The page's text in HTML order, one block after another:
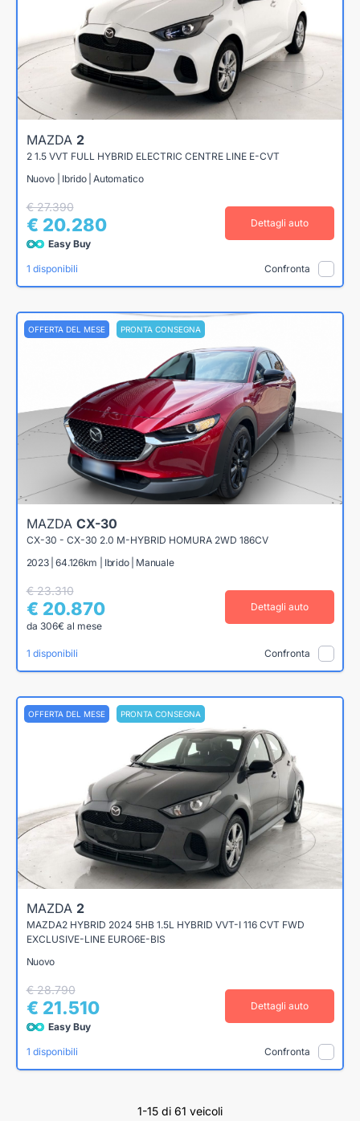
MAZDA 2
2 1.5 VVT FULL HYBRID ELECTRIC CENTRE LINE E-CVT
Nuovo | Ibrido | Automatico
€ 27.390
€ 20.280
Easy Buy
Dettagli auto
1 disponibili Confronta
OFFERTA DEL MESE PRONTA CONSEGNA
MAZDA CX-30
CX-30 - CX-30 2.0 M-HYBRID HOMURA 2WD 186CV
2023 | 64.126km | Ibrido | Manuale
€ 23.310
€ 20.870
da 306€ al mese
Dettagli auto
1 disponibili Confronta
OFFERTA DEL MESE PRONTA CONSEGNA
MAZDA 2
MAZDA2 HYBRID 2024 5HB 1.5L HYBRID VVT-I 116 CVT FWD
EXCLUSIVE-LINE EURO6E-BIS
Nuovo
€ 28.790
€ 21.510
Easy Buy
Dettagli auto
1 disponibili Confronta
1-15 di 61 veicoli